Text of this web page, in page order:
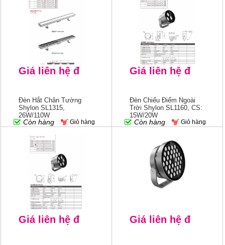
Giá liên hệ đ
Đèn Hắt Chân Tường
Shylon SL1315,
26W/110W
Còn hàng Giỏ hàng
Giá liên hệ đ
Đèn Chiếu Điểm Ngoài
Trời Shylon SL1160, CS:
15W/20W
Còn hàng Giỏ hàng
Giá liên hệ đ Giá liên hệ đ